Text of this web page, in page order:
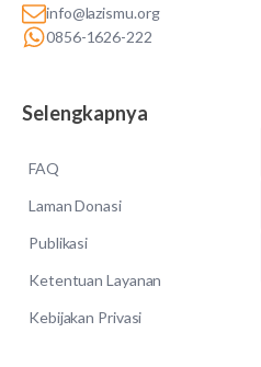
info@lazismu.org
0856-1626-222
Selengkapnya
FAQ
Laman Donasi
Publikasi
Ketentuan Layanan
Kebijakan Privasi